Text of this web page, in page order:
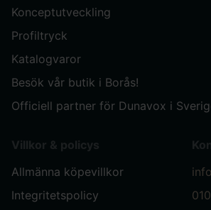
Konceptutveckling
Profiltryck
Katalogvaror
Besök vår butik i Borås!
Officiell partner för Dunavox i
Villkor & policys
Allmänna köpevillkor
Integritetspolicy